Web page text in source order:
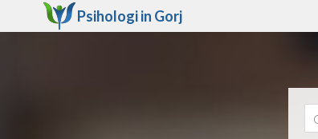
Psihologi in Gorj